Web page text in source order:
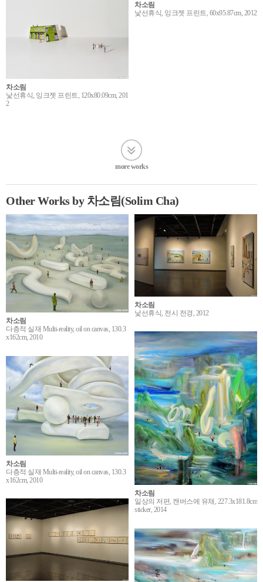
차소림
낯선휴식, 잉크젯 프린트, 60x95.87cm, 2012
차소림
낯선휴식, 잉크젯 프린트, 120x80.09cm, 201
2
more works
Other Works by 차소림(Solim Cha)
차소림
다층적 실재 Multi-reality, oil on canvas, 130.3
x162cm, 2010
차소림
낯선휴식, 전시 전경, 2012
차소림
일상의 저편, 캔버스에 유채, 227.3x181.8cm
sticker, 2014
차소림
다층적 실재 Multi-reality, oil on canvas, 130.3
x162cm, 2010